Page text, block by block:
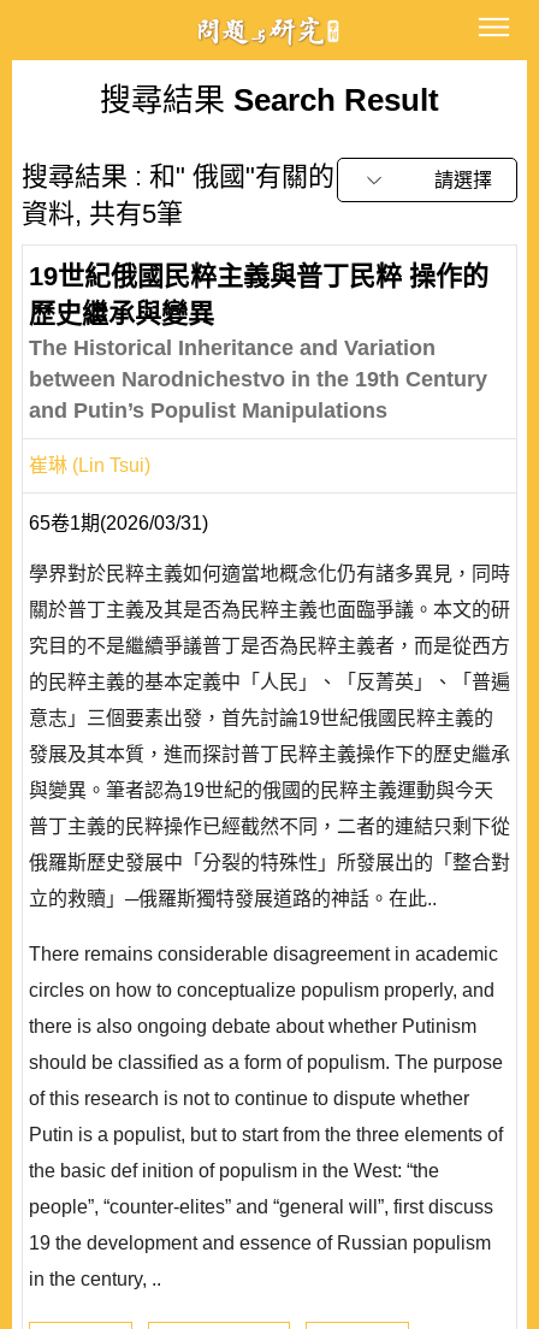
搜尋結果 Search Result
搜尋結果 : 和" 俄國"有關的
資料, 共有5筆
請選擇
19世紀俄國民粹主義與普丁民粹 操作的
歷史繼承與變異
The Historical Inheritance and Variation
between Narodnichestvo in the 19th Century
and Putin’s Populist Manipulations
崔琳 (Lin Tsui)
65卷1期(2026/03/31)
學界對於民粹主義如何適當地概念化仍有諸多異見，同時
關於普丁主義及其是否為民粹主義也面臨爭議。本文的研
究目的不是繼續爭議普丁是否為民粹主義者，而是從西方
的民粹主義的基本定義中「人民」、「反菁英」、「普遍
意志」三個要素出發，首先討論19世紀俄國民粹主義的
發展及其本質，進而探討普丁民粹主義操作下的歷史繼承
與變異。筆者認為19世紀的俄國的民粹主義運動與今天
普丁主義的民粹操作已經截然不同，二者的連結只剩下從
俄羅斯歷史發展中「分裂的特殊性」所發展出的「整合對
立的救贖」─俄羅斯獨特發展道路的神話。在此..
There remains considerable disagreement in academic
circles on how to conceptualize populism properly, and
there is also ongoing debate about whether Putinism
should be classified as a form of populism. The purpose
of this research is not to continue to dispute whether
Putin is a populist, but to start from the three elements of
the basic def inition of populism in the West: “the
people”, “counter-elites” and “general will”, first discuss
19 the development and essence of Russian populism
in the century, ..